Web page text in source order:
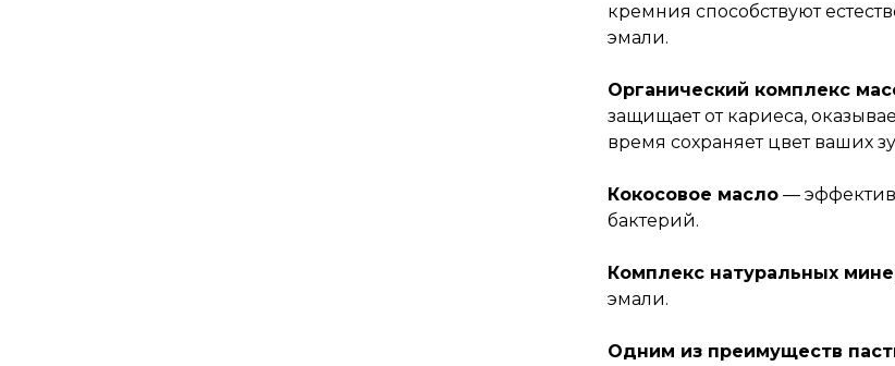
кремния способствуют
эмали.
Органический комплекс
защищает от кариеса,
время сохраняет цвет ваших
Кокосовое масло —
бактерий.
Комплекс натуральных
эмали.
Одним из преимуществ